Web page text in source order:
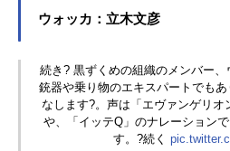
ウォッカ：立木文彦
続き? 黒ずくめの組織のメンバー
銃器や乗り物のエキスパートでも
なします?。声は「エヴァンゲリ
や、「イッテQ」のナレーション
す。?続く